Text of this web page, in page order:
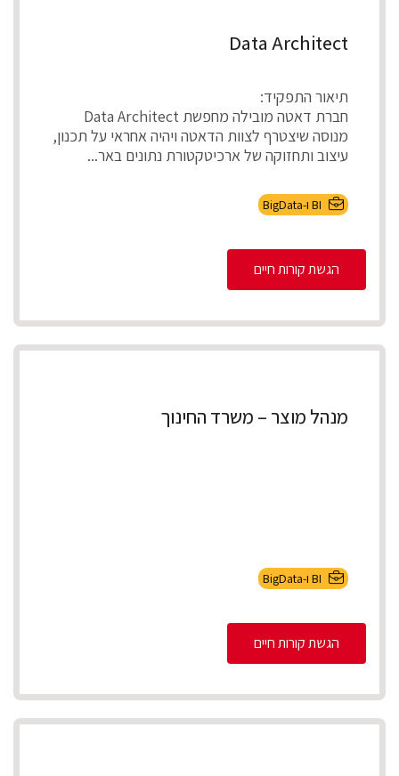
Data Architect
תיאור התפקיד:
חברת דאטה מובילה מחפשת Data Architect
מנוסה שיצטרף לצוות הדאטה ויהיה אחראי על תכנון,
עיצוב ותחזוקה של ארכיטקטורת נתונים באר...
BI ו-BigData
הגשת קורות חיים
מנהל מוצר – משרד החינוך
BI ו-BigData
הגשת קורות חיים